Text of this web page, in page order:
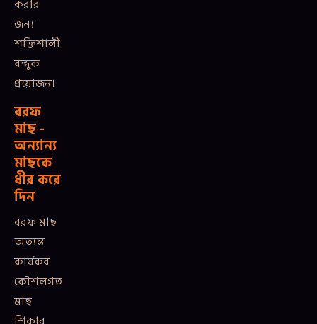
করার
জন্য
শক্তিশালী
বন্দুক
প্রয়োজন।
বরফ
মাছ -
অন্যান্য
মাছকে
ধীর করে
দিন
বরফ মাছ
অত্যন্ত
কার্যকর
কৌশলগত
মাছ